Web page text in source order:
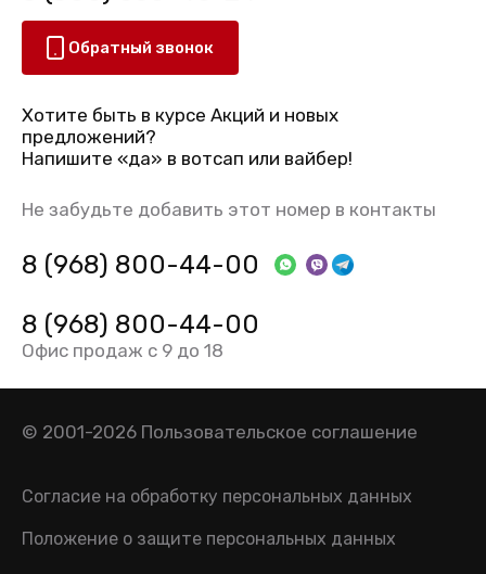
Обратный звонок
Хотите быть в курсе Акций и новых
предложений?
Напишите «да» в вотсап или вайбер!
Не забудьте добавить этот номер в контакты
8 (968) 800-44-00
8 (968) 800-44-00
Офис продаж с 9 до 18
© 2001-2026 Пользовательское соглашение
Согласие на обработку персональных данных
Положение о защите персональных данных